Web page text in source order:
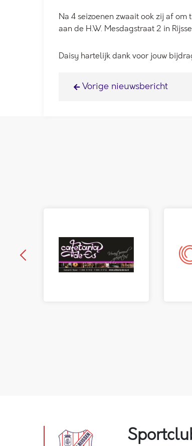
Na 4 seizoenen zwaait ook zij af
aan de H.W. Mesdagstraat 2 in
Daisy hartelijk dank voor jouw
Vorige nieuwsbericht